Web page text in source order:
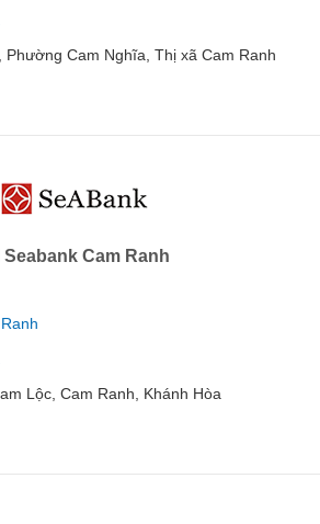
Phường Cam Nghĩa, Thị xã Cam Ranh
Seabank Cam Ranh
Lộc, Cam Ranh, Khánh Hòa